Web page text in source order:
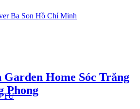
TƯ
Home Sóc Trăng
Phong